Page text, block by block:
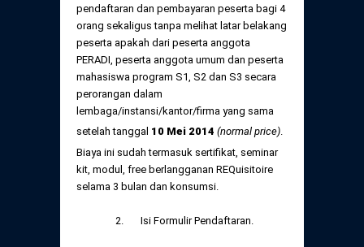
pendaftaran dan pembayaran peserta bagi 4
orang sekaligus tanpa melihat latar belakang
peserta apakah dari peserta anggota
PERADI, peserta anggota umum dan peserta
mahasiswa program S1, S2 dan S3 secara
perorangan dalam
lembaga/instansi/kantor/firma yang sama
setelah tanggal 10 Mei 2014 (normal price)
Biaya ini sudah termasuk sertifikat, seminar
kit, modul, free berlangganan REQuisitoire
selama 3 bulan dan konsumsi.
2. Isi Formulir Pendaftaran.